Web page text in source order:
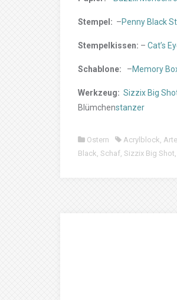
Stempel: –Penny Black
Stempelkissen: – Cat’s
Schablone: –Memory
Werkzeug: Sizzix Big
Blümchenstanzer
Ostern Acrylblock,
Black, Schaf, Sizzix Big Shot,